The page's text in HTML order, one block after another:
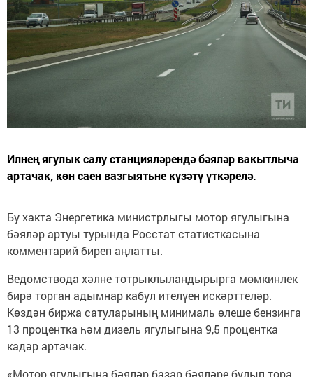
Илнең ягулык салу станцияләрендә бәяләр вакытлыча
артачак, көн саен вазгыятьне күзәтү үткәрелә.
Бу хакта Энергетика министрлыгы мотор ягулыгына
бәяләр артуы турында Росстат статисткасына
комментарий биреп аңлатты.
Ведомствода хәлне тотрыклыландырырга мөмкинлек
бирә торган адымнар кабул ителүен искәрттеләр.
Көздән биржа сатуларының минималь өлеше бензинга
13 процентка һәм дизель ягулыгына 9,5 процентка
кадәр артачак.